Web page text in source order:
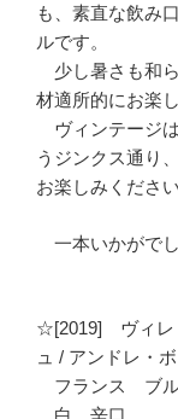
も、素直な飲み
ルです。
少し暑さも和
材適所的にお楽
ヴィンテージ
うジンクス通り
お楽しみください
一本いかがで
☆[2019] ヴィレ
ュ / アンドレ・
フランス ブ
白 辛口